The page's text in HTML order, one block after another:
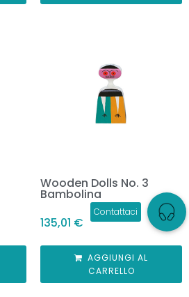
Wooden Dolls No. 3
Bambolina
135,01 €
AGGIUNGI AL
CARRELLO